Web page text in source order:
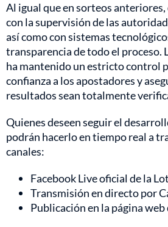
Al igual que en sorteos
con la supervisión de las
así como con sistemas
transparencia de todo el proceso.
ha mantenido un estricto control
confianza a los apostadores y
resultados sean totalmente
Quienes deseen seguir el
podrán hacerlo en tiempo real a
canales:
Facebook Live oficial de la
Transmisión en directo por
Publicación en la página